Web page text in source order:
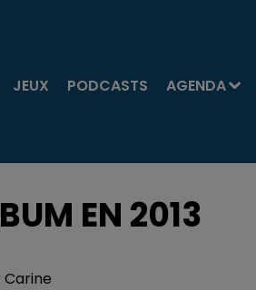
JEUX PODCASTS AGENDA
EN 2013
Carine